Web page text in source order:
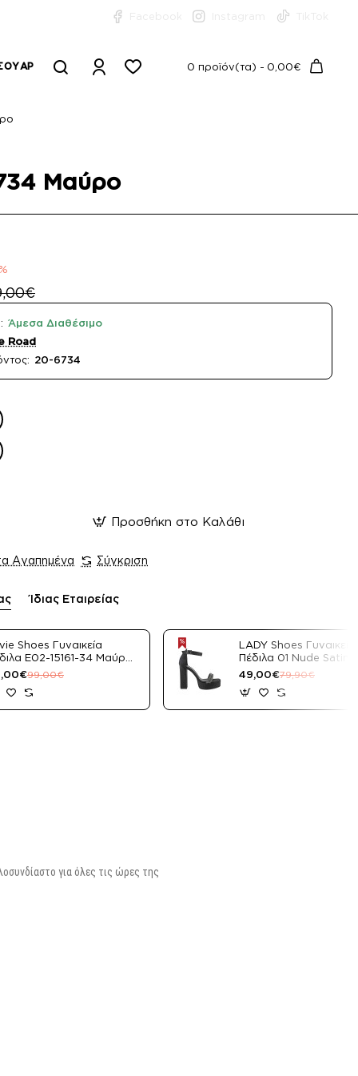
0 προϊόν(τα) - 0,00€
Μαύρο
Άμεσα Διαθέσιμο
Road
20-6734
Προσθήκη στο Καλάθι
Αγαπημένα Σύγκριση
Ίδιας Εταιρείας
Shoes Γυναικεία
E02-15161-34 Μαύρο
99,00€
LADY Shoes Γυναικεία
Πέδιλα 01 Nude Satin
49,00€79,90€
για όλες τις ώρες της